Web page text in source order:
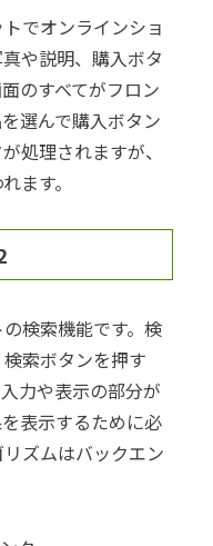
でオンラインショ
や説明、購入ボタ
のすべてがフロン
選んで購入ボタン
処理されますが、
ます。
検索機能です。検
索ボタンを押す
力や表示の部分が
表示するために必
ズムはバックエン